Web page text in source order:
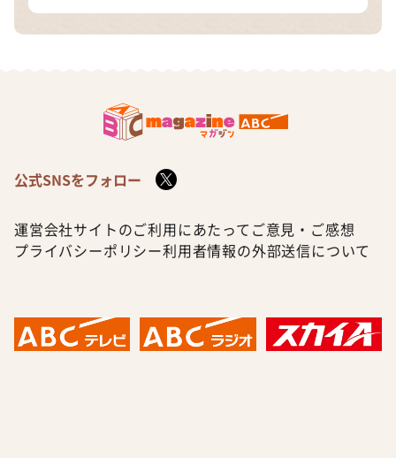
公式SNSをフォロー
運営会社サイトのご利用にあたって ご意見・ご感想
プライバシーポリシー利用者情報の外部送信について